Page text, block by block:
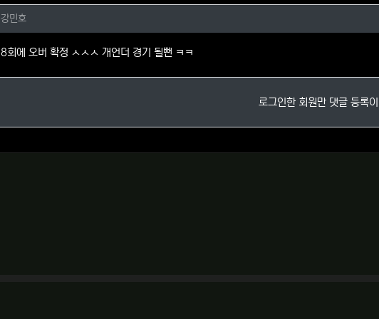
강민호님의 댓글
강민호
8회에 오버 확정 ㅅㅅㅅ 개언더 경기 될뻔 ㅋㅋ
로그인한 회원만 댓글 등록